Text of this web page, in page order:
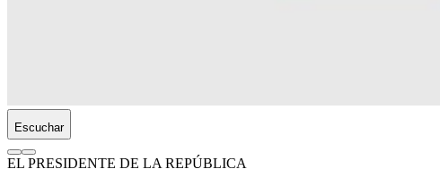
Escuchar
EL PRESIDENTE DE LA REPÚBLICA